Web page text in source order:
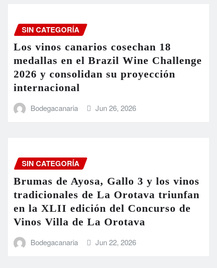
SIN CATEGORÍA
Los vinos canarios cosechan 18
medallas en el Brazil Wine Challenge
2026 y consolidan su proyección
internacional
Bodegacanaria Jun 26, 2026
SIN CATEGORÍA
Brumas de Ayosa, Gallo 3 y los vinos
tradicionales de La Orotava triunfan
en la XLII edición del Concurso de
Vinos Villa de La Orotava
Bodegacanaria Jun 22, 2026